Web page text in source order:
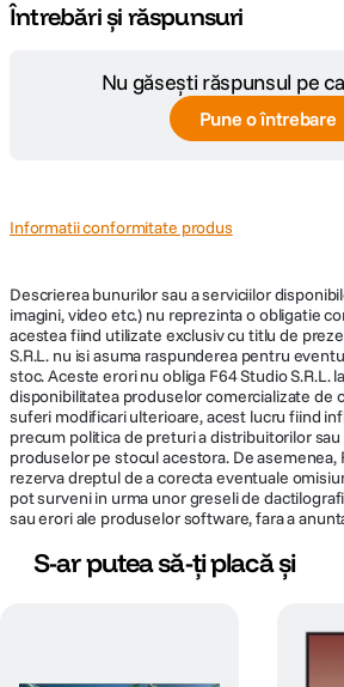
Întrebări și răspunsuri
Nu găsești răspunsul pe
Pune o întrebare
Informatii conformitate produs
Descrierea bunurilor sau a serviciilor
imagini, video etc.) nu reprezinta o obligatie
acestea fiind utilizate exclusiv cu titlu de
S.R.L. nu isi asuma raspunderea pentru
stoc. Aceste erori nu obliga F64 Studio S.R.L.
disponibilitatea produselor comercializate de
suferi modificari ulterioare, acest lucru fiind
precum politica de preturi a distribuitorilor
produselor pe stocul acestora. De asemenea,
rezerva dreptul de a corecta eventuale
pot surveni in urma unor greseli de
sau erori ale produselor software, fara a
S-ar putea să-ți placă și